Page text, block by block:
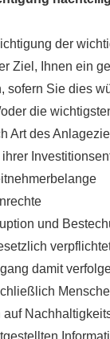
der
Ziel, Ihnen ein
sofern Sie dies
die
Art des
und
damit
auf